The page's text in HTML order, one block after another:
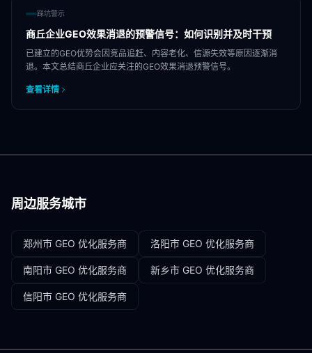
踩坑警示
商丘企业GEO效果消退的预警信号：如何识别并及时干预
已建立的GEO优势会因竞品追赶、内容老化、信源失效等原因逐渐消
退。本文总结商丘企业应关注的GEO效果消退预警信号。
查看详情
周边服务城市
郑州市 GEO 优化服务商 洛阳市 GEO 优化服务商
南阳市 GEO 优化服务商 新乡市 GEO 优化服务商
信阳市 GEO 优化服务商